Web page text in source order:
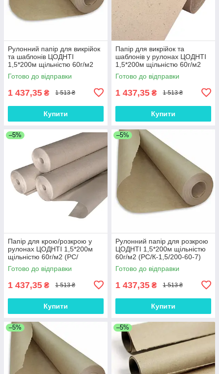
Рулонний папір для викрійок
та шаблонів ЦОДНТІ
1,5*200м щільністю 60г/м2
(PС/К-1,5/200-60-3)
Готово до відправки
1 437,35 ₴ 1 513 ₴
Купити
Папір для викрійок та
шаблонів у рулонах ЦОДНТІ
1,5*200м щільністю 60г/м2
(PС/К-1,5/200-60-5)
Готово до відправки
1 437,35 ₴ 1 513 ₴
Купити
–5%
Папір для крою/розкрою у
рулонах ЦОДНТІ 1,5*200м
щільністю 60г/м2 (PС/
К-1,5/200-60-6)
Готово до відправки
1 437,35 ₴ 1 513 ₴
Купити
–5%
Рулонний папір для розкрою
ЦОДНТІ 1,5*200м щільністю
60г/м2 (PС/К-1,5/200-60-7)
Готово до відправки
1 437,35 ₴ 1 513 ₴
Купити
–5% –5%